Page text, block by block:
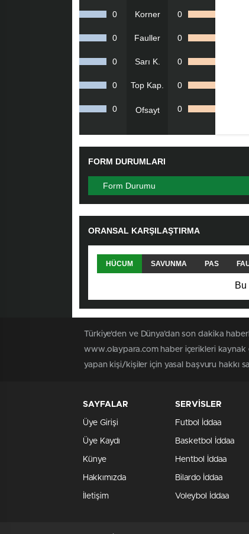
0 Korner 0
0 Fauller 0
0 Sarı K. 0
0 Top Kap. 0
0 Ofsayt 0
FORM DURUMLARI
Form Durumu
ORANSAL KARŞILAŞTIRMA
HÜCUM SAVUNMA PAS
Türkiye'den ve Dünya’dan son dakika
www.olaypara.com haber içerikleri kaynak
yapan kişi/kişiler için yasal başvuru hakkı
SAYFALAR
Üye Girişi
Üye Kaydı
Künye
Hakkımızda
İletişim
SERVİSLER
Futbol İddaa
Basketbol İddaa
Hentbol İddaa
Bilardo İddaa
Voleybol İddaa